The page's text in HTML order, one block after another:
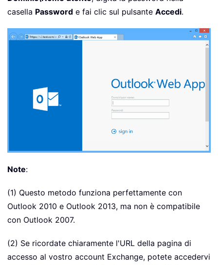
casella Password e fai clic sul pulsante Accedi.
Note:
(1) Questo metodo funziona perfettamente con
Outlook 2010 e Outlook 2013, ma non è compatibile
con Outlook 2007.
(2) Se ricordate chiaramente l'URL della pagina di
accesso al vostro account Exchange, potete accedervi